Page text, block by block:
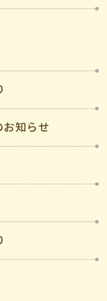
知らせ